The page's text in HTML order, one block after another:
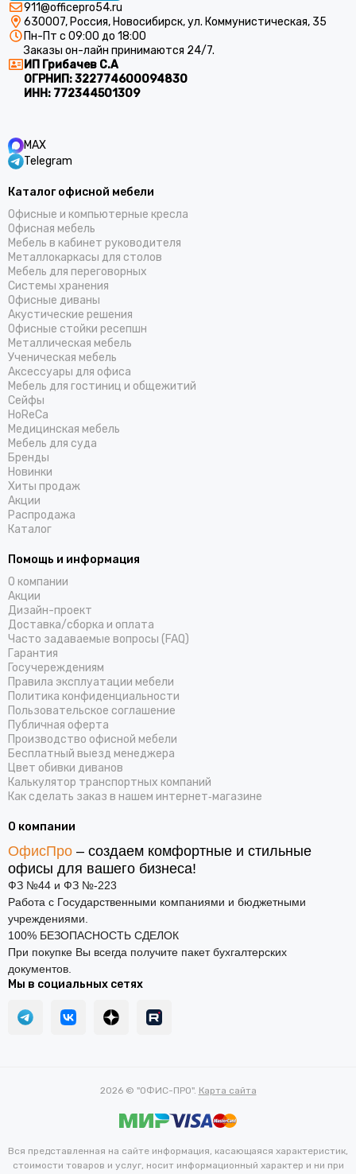
911@officepro54.ru
630007, Россия, Новосибирск, ул. Коммунистическая, 35
Пн-Пт с 09:00 до 18:00
Заказы он-лайн принимаются 24/7.
ИП Грибачев С.А
ОГРНИП:322774600094830
ИНН: 772344501309
MAX
Telegram
Каталог офисной мебели
Офисные и компьютерные кресла
Офисная мебель
Мебель в кабинет руководителя
Металлокаркасы для столов
Мебель для переговорных
Системы хранения
Офисные диваны
Акустические решения
Офисные стойки ресепшн
Металлическая мебель
Ученическая мебель
Аксессуары для офиса
Мебель для гостиниц и общежитий
Cейфы
HoReCa
Медицинская мебель
Мебель для суда
Бренды
Новинки
Хиты продаж
Акции
Распродажа
Каталог
Помощь и информация
О компании
Акции
Дизайн-проект
Доставка/cборка и оплата
Часто задаваемые вопросы (FAQ)
Гарантия
Госучереждениям
Правила эксплуатации мебели
Политика конфиденциальности
Пользовательское соглашение
Публичная оферта
Производство офисной мебели
Бесплатный выезд менеджера
Цвет обивки диванов
Калькулятор транспортных компаний
Как сделать заказ в нашем интернет‑магазине
О компании
ОфисПро – создаем комфортные и стильные
офисы для вашего бизнеса!
ФЗ №44 и ФЗ №-223
Работа с Государственными компаниями и бюджетными
учреждениями.
100% БЕЗОПАСНОСТЬ СДЕЛОК
При покупке Вы всегда получите пакет бухгалтерских
документов.
Мы в социальных сетях
2026 © "ОФИС-ПРО". Карта сайта
Вся представленная на сайте информация, касающаяся характеристик,
стоимости товаров и услуг, носит информационный характер и ни при